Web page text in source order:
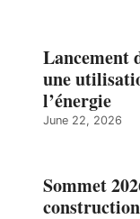
Lancement
une
l’énergie
June 22, 2026
Sommet